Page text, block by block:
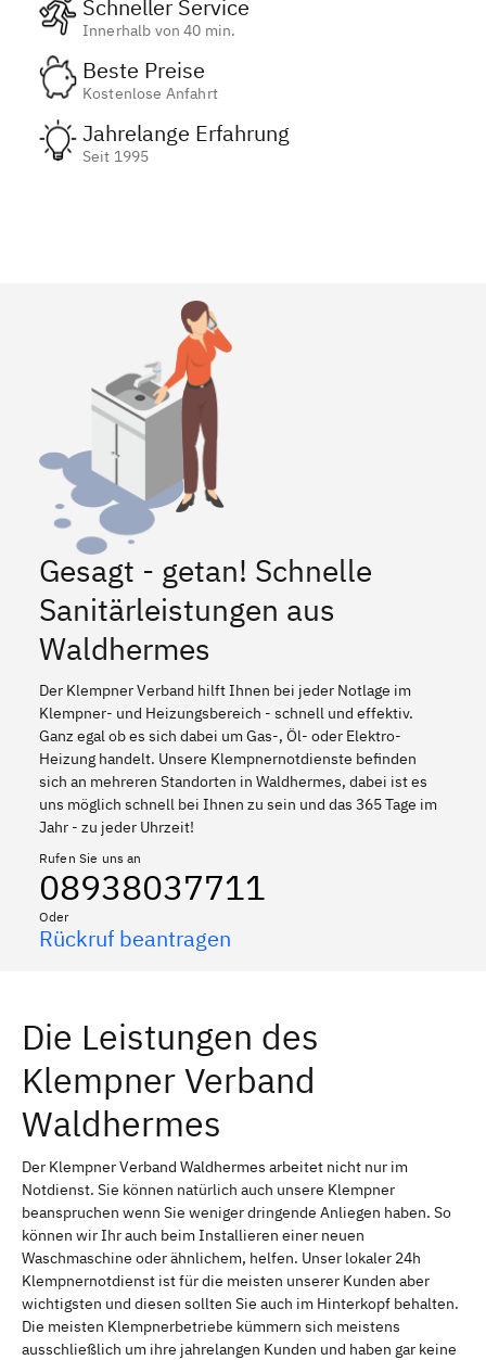
Schneller Service
Innerhalb von 40 min.
Beste Preise
Kostenlose Anfahrt
Jahrelange Erfahrung
Seit 1995
Gesagt - getan! Schnelle
Sanitärleistungen aus
Waldhermes
Der Klempner Verband hilft Ihnen bei jeder Notlage im
Klempner- und Heizungsbereich - schnell und effektiv.
Ganz egal ob es sich dabei um Gas-, Öl- oder Elektro-
Heizung handelt. Unsere Klempnernotdienste befinden
sich an mehreren Standorten in Waldhermes, dabei ist es
uns möglich schnell bei Ihnen zu sein und das 365 Tage im
Jahr - zu jeder Uhrzeit!
Rufen Sie uns an
08938037711
Oder
Rückruf beantragen
Die Leistungen des
Klempner Verband
Waldhermes
Der Klempner Verband Waldhermes arbeitet nicht nur im
Notdienst. Sie können natürlich auch unsere Klempner
beanspruchen wenn Sie weniger dringende Anliegen haben. So
können wir Ihr auch beim Installieren einer neuen
Waschmaschine oder ähnlichem, helfen. Unser lokaler 24h
Klempnernotdienst ist für die meisten unserer Kunden aber
wichtigsten und diesen sollten Sie auch im Hinterkopf behalten.
Die meisten Klempnerbetriebe kümmern sich meistens
ausschließlich um ihre jahrelangen Kunden und haben gar keine